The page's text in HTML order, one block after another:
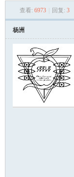
› ›
查看: 6973 回复: 3
杨洲